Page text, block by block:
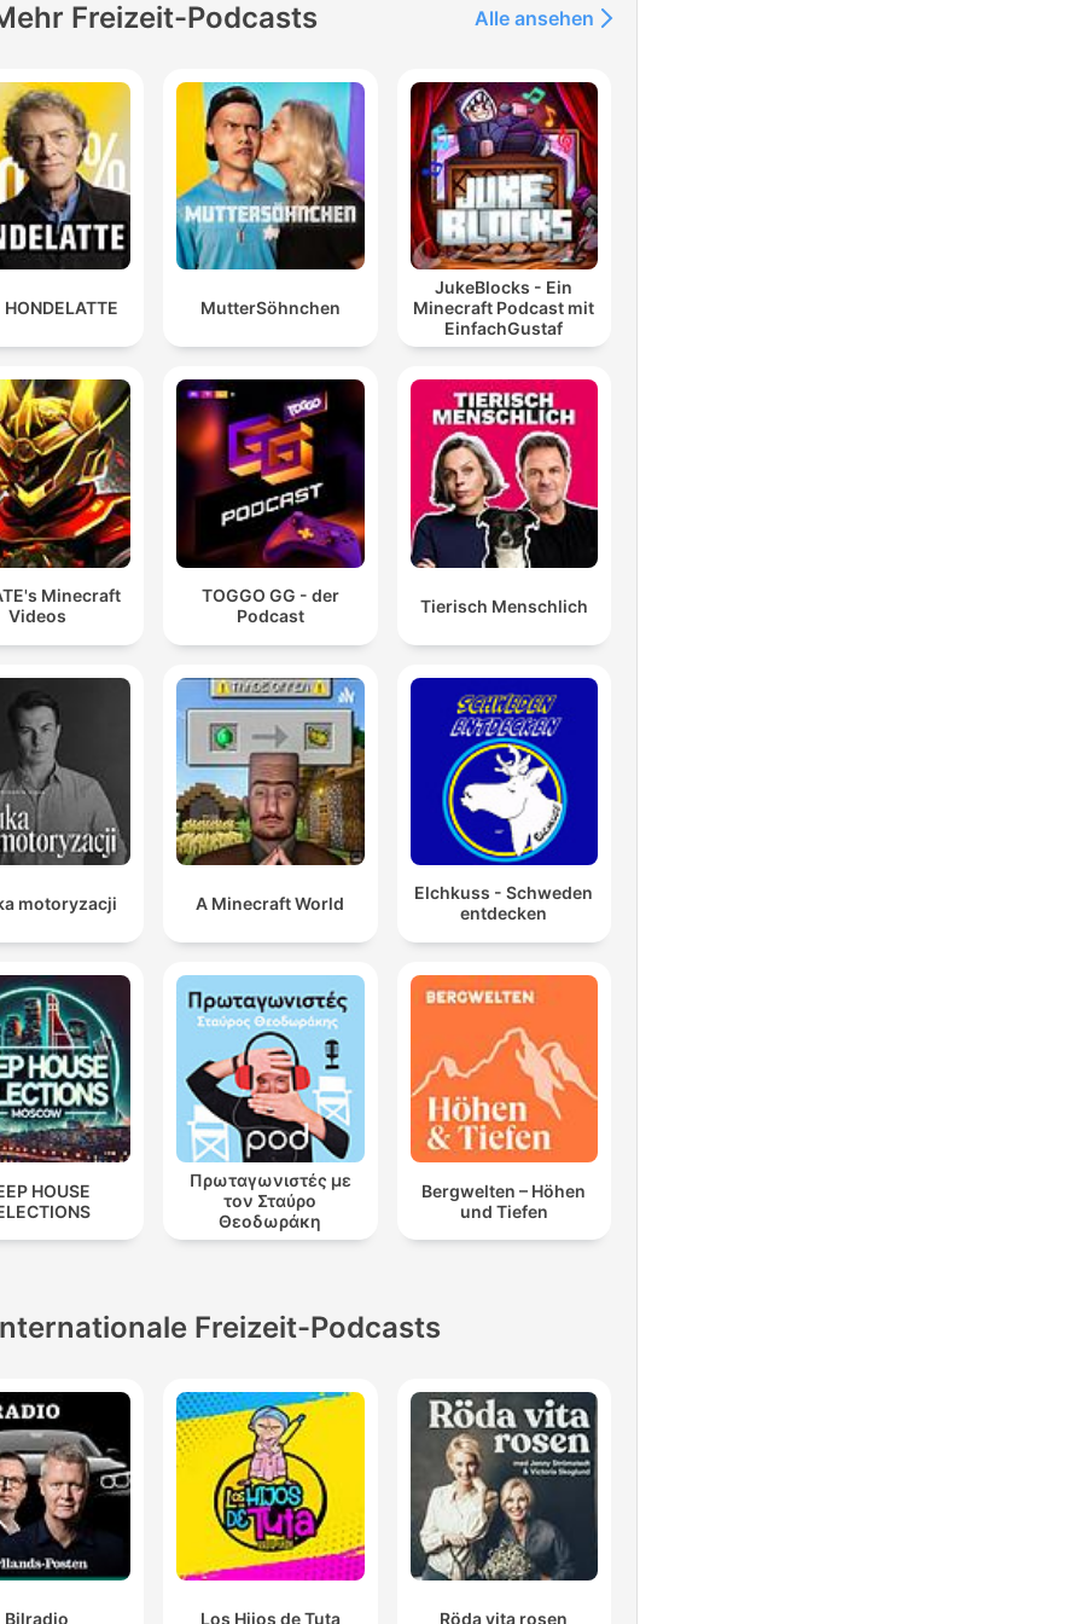
Freizeit-Podcasts Alle ansehen
MutterSöhnchen
JukeBlocks - Ein
Minecraft Podcast mit
EinfachGustaf
Minecraft
Videos
TOGGO GG - der
Podcast
Tierisch Menschlich
motoryzacji A Minecraft World
Elchkuss - Schweden
entdecken
HOUSE
Πρωταγωνιστές με
τον Σταύρο
Θεοδωράκη
Bergwelten – Höhen
und Tiefen
Freizeit-Podcasts
Bilradio Los Hijos de Tuta Röda vita rosen